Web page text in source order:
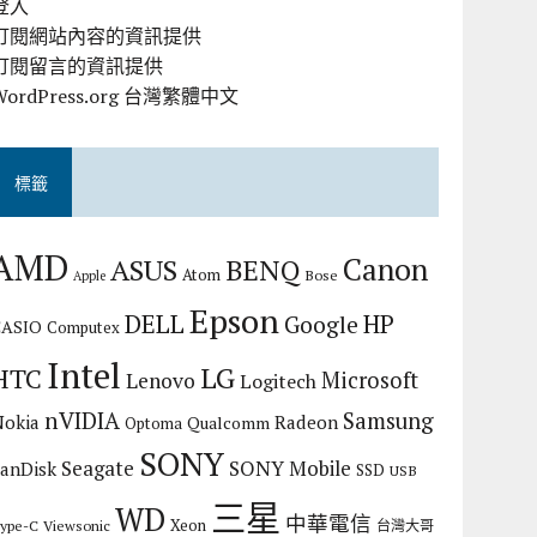
入
閱網站內容的資訊提供
閱留言的資訊提供
台灣繁體中文
標籤
Apple ASUS Atom BENQ Bose Canon
Computex DELLEpson Google HP
Intel Lenovo LGLogitechMicrosoft
nVIDIA Optoma Qualcomm Radeon Samsung
Seagate SONY SONY Mobile SSD USB
C Viewsonic WD Xeon 三星 中華電信 台灣大哥